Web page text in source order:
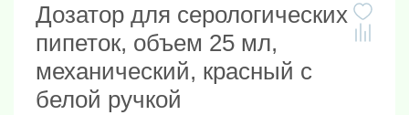
Дозатор для серологических
пипеток, объем 25 мл,
механический, красный с
белой ручкой